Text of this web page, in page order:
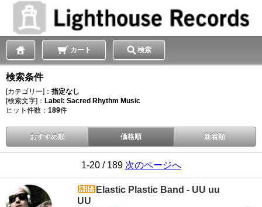
カート 検索
検索条件
[カテゴリー]： 指定なし
[検索文字]： Label: Sacred Rhythm Music
ヒット件数： 189件
おすすめ順 価格順 新着順
1-20 / 189 次のページへ
Elastic Plastic Band - UU uu
UU